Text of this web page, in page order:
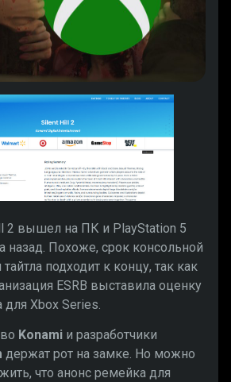
2 вышел на ПК и PlayStation 5
назад. Похоже, срок консольной
подходит к концу, так как
ESRB выставила оценку
для Xbox Series.
Konami и разработчики
держат рот на замке. Но можно
что анонс ремейка для